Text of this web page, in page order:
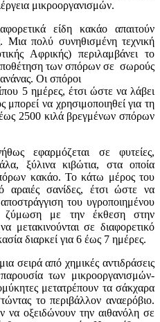
μικροοργανισμών.
είδη κακάο απαιτούν
Μια πολύ συνηθισμένη τεχνική
Αφρικής) περιλαμβάνει το
των σπόρων σε σωρούς
Οι σπόροι
5 ημέρες, έτσι ώστε να λάβει
να χρησιμοποιηθεί για τη
2500 κιλά βρεγμένων σπόρων
εφαρμόζεται σε φυτείες,
ξύλινα κιβώτια, στα οποία
κακάο. Το κάτω μέρος του
αραιές σανίδες, έτσι ώστε να
του υγροποιημένου
ζύμωση με την έκθεση στην
μετακινούνται σε διαφορετικό
διαρκεί για 6 έως 7 ημέρες.
σειρά από χημικές αντιδράσεις
των μικροοργανισμών-
μετατρέπουν τα σάκχαρα
το περιβάλλον αναερόβιο.
να οξειδώνουν την αιθανόλη σε